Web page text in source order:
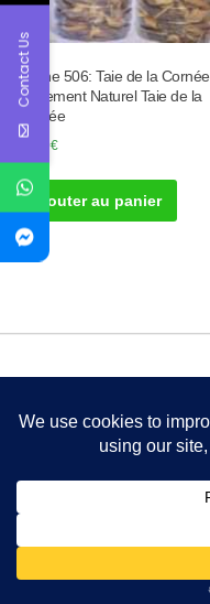
Tisane 506: Taie de la Cornée
Traitement Naturel Taie de la
Cornée
20.00€
Ajouter au panier
Contact Us